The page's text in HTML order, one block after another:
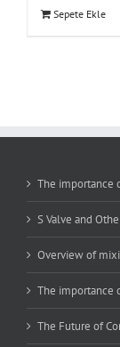
Sepete Ekle
The importance
S Valve and
Overview of
The importance
The Future of